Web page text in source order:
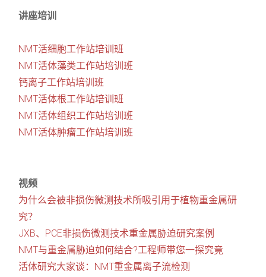
讲座培训
NMT活细胞工作站培训班
NMT活体藻类工作站培训班
钙离子工作站培训班
NMT活体根工作站培训班
NMT活体组织工作站培训班
NMT活体肿瘤工作站培训班
视频
为什么会被非损伤微测技术所吸引用于植物重金属研
究？
JXB、PCE非损伤微测技术重金属胁迫研究案例
NMT与重金属胁迫如何结合?工程师带您一探究竟
活体研究大家谈：NMT重金属离子流检测